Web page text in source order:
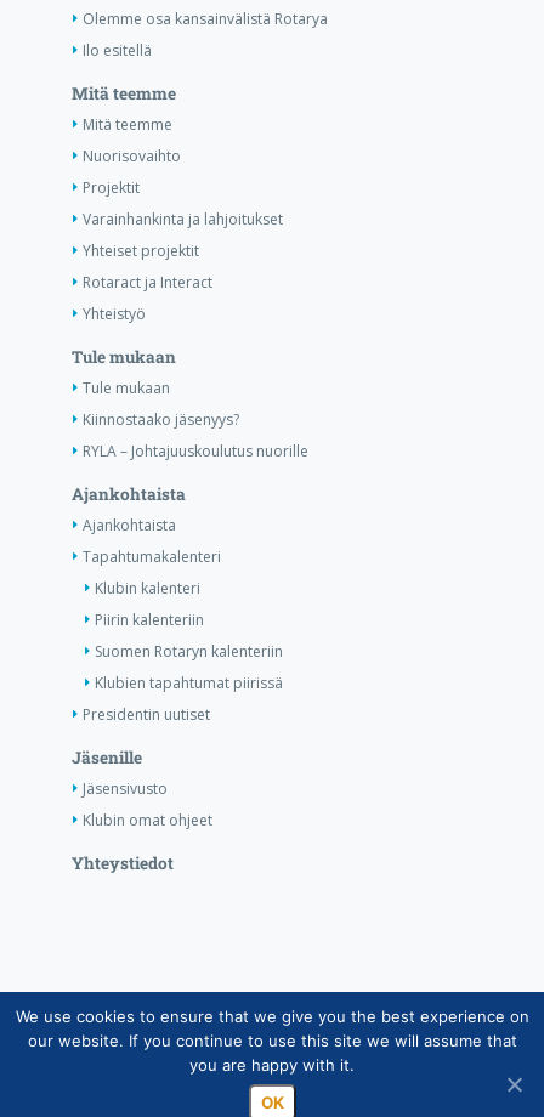
Olemme osa kansainvälistä Rotarya
Ilo esitellä
Mitä teemme
Mitä teemme
Nuorisovaihto
Projektit
Varainhankinta ja lahjoitukset
Yhteiset projektit
Rotaract ja Interact
Yhteistyö
Tule mukaan
Tule mukaan
Kiinnostaako jäsenyys?
RYLA – Johtajuuskoulutus nuorille
Ajankohtaista
Ajankohtaista
Tapahtumakalenteri
Klubin kalenteri
Piirin kalenteriin
Suomen Rotaryn kalenteriin
Klubien tapahtumat piirissä
Presidentin uutiset
Jäsenille
Jäsensivusto
Klubin omat ohjeet
Yhteystiedot
Copyright © Suomen Rotarypalvelu ry 2026 |
Jäsentietojärjestelmän tietosuojaseloste| Henkilötietojen
käsittely Rotarytoiminnassa
We use cookies to ensure that we give you the best experience on
our website. If you continue to use this site we will assume that
you are happy with it.
OK